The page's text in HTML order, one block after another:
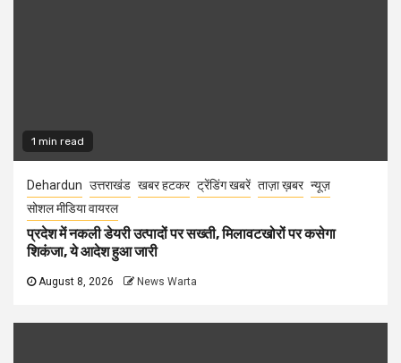
1 min read
Dehardun उत्तराखंड खबर हटकर ट्रेंडिंग खबरें ताज़ा ख़बर न्यूज़
सोशल मीडिया वायरल
प्रदेश में नकली डेयरी उत्पादों पर सख्ती, मिलावटखोरों पर कसेगा
शिकंजा, ये आदेश हुआ जारी
August 8, 2026 News Warta